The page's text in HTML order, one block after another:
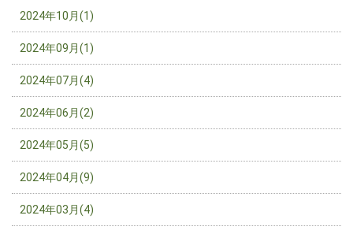
2024年10月(1)
2024年09月(1)
2024年07月(4)
2024年06月(2)
2024年05月(5)
2024年04月(9)
2024年03月(4)